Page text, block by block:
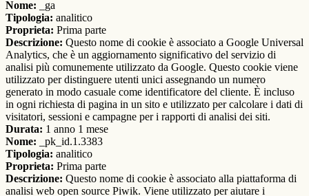
Nome: _ga
Tipologia: analitico
Proprieta: Prima parte
Descrizione: Questo nome di cookie è associato a Google Universal
Analytics, che è un aggiornamento significativo del servizio di
analisi più comunemente utilizzato da Google. Questo cookie viene
utilizzato per distinguere utenti unici assegnando un numero
generato in modo casuale come identificatore del cliente. È incluso
in ogni richiesta di pagina in un sito e utilizzato per calcolare i dati di
visitatori, sessioni e campagne per i rapporti di analisi dei siti.
Durata: 1 anno 1 mese
Nome: _pk_id.1.3383
Tipologia: analitico
Proprieta: Prima parte
Descrizione: Questo nome di cookie è associato alla piattaforma di
analisi web open source Piwik. Viene utilizzato per aiutare i